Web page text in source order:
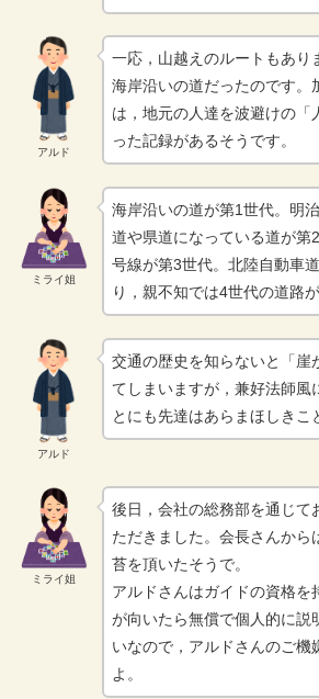
アルド
一応，山越えのルートもあり
海岸沿いの道だったのです。
は，地元の人達を波避けの「
った記録があるそうです。
ミライ姐
海岸沿いの道が第1世代。明
道や県道になっている道が第
号線が第3世代。北陸自動車
り，親不知では4世代の道路
アルド
交通の歴史を知らないと「崖
てしまいますが，兼好法師風
とにも先達はあらまほしきこ
ミライ姐
後日，会社の総務部を通じて
ただきました。会長さんから
苔を頂いたそうで。
アルドさんはガイドの資格を
が向いたら無償で個人的に説
いなので，アルドさんのご機
よ。